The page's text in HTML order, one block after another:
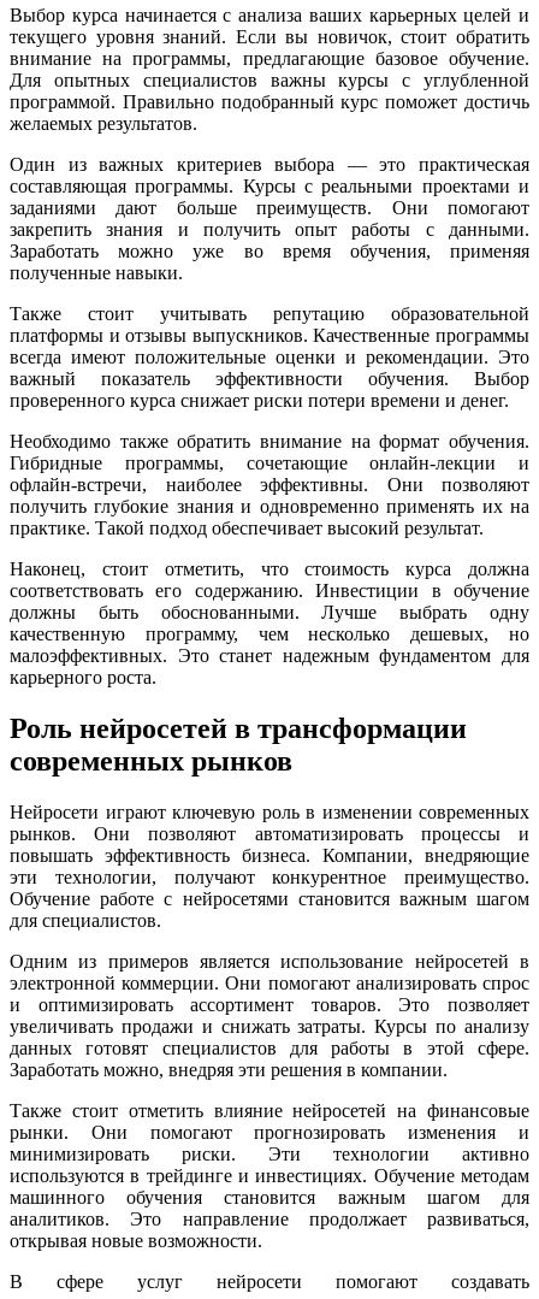
Выбор курса начинается с анализа ваших карьерных целей и
текущего уровня знаний. Если вы новичок, стоит обратить
внимание на программы, предлагающие базовое обучение.
Для опытных специалистов важны курсы с углубленной
программой. Правильно подобранный курс поможет достичь
желаемых результатов.
Один из важных критериев выбора — это практическая
составляющая программы. Курсы с реальными проектами и
заданиями дают больше преимуществ. Они помогают
закрепить знания и получить опыт работы с данными.
Заработать можно уже во время обучения, применяя
полученные навыки.
Также стоит учитывать репутацию образовательной
платформы и отзывы выпускников. Качественные программы
всегда имеют положительные оценки и рекомендации. Это
важный показатель эффективности обучения. Выбор
проверенного курса снижает риски потери времени и денег.
Необходимо также обратить внимание на формат обучения.
Гибридные программы, сочетающие онлайн-лекции и
офлайн-встречи, наиболее эффективны. Они позволяют
получить глубокие знания и одновременно применять их на
практике. Такой подход обеспечивает высокий результат.
Наконец, стоит отметить, что стоимость курса должна
соответствовать его содержанию. Инвестиции в обучение
должны быть обоснованными. Лучше выбрать одну
качественную программу, чем несколько дешевых, но
малоэффективных. Это станет надежным фундаментом для
карьерного роста.
Роль нейросетей в трансформации
современных рынков
Нейросети играют ключевую роль в изменении современных
рынков. Они позволяют автоматизировать процессы и
повышать эффективность бизнеса. Компании, внедряющие
эти технологии, получают конкурентное преимущество.
Обучение работе с нейросетями становится важным шагом
для специалистов.
Одним из примеров является использование нейросетей в
электронной коммерции. Они помогают анализировать спрос
и оптимизировать ассортимент товаров. Это позволяет
увеличивать продажи и снижать затраты. Курсы по анализу
данных готовят специалистов для работы в этой сфере.
Заработать можно, внедряя эти решения в компании.
Также стоит отметить влияние нейросетей на финансовые
рынки. Они помогают прогнозировать изменения и
минимизировать риски. Эти технологии активно
используются в трейдинге и инвестициях. Обучение методам
машинного обучения становится важным шагом для
аналитиков. Это направление продолжает развиваться,
открывая новые возможности.
В сфере услуг нейросети помогают создавать